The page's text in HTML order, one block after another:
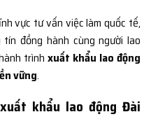
vực tư vấn việc làm quốc tế,
đồng hành cùng người lao
trình xuất khẩu lao động
vững.
khẩu lao động Đài